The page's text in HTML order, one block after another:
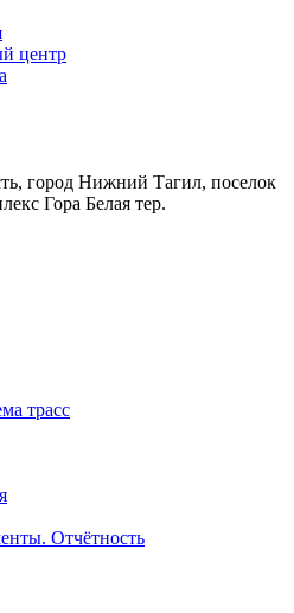
центр
город Нижний Тагил, поселок
Гора Белая тер.
трасс
Отчётность